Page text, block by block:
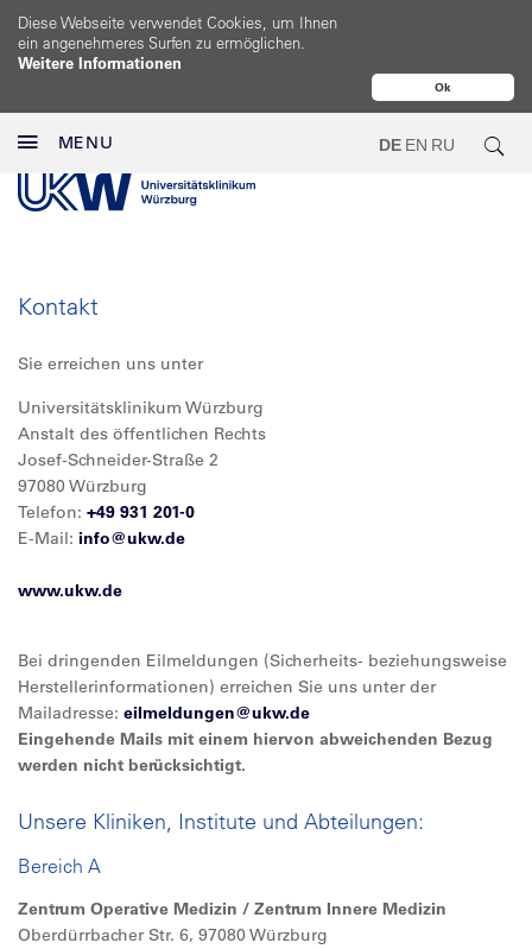
Ok
Diese Webseite verwendet Cookies, um Ihnen
ein angenehmeres Surfen zu ermöglichen.
Weitere Informationen
MENU DE EN RU
Kontakt
Sie erreichen uns unter
Universitätsklinikum Würzburg
Anstalt des öffentlichen Rechts
Josef-Schneider-Straße 2
97080 Würzburg
Telefon: +49 931 201-0
E-Mail: info@ukw.de
www.ukw.de
Bei dringenden Eilmeldungen (Sicherheits- beziehungsweise
Herstellerinformationen) erreichen Sie uns unter der
Mailadresse: eilmeldungen@ukw.de
Eingehende Mails mit einem hiervon abweichenden Bezug
werden nicht berücksichtigt.
Unsere Kliniken, Institute und Abteilungen:
Bereich A
Zentrum Operative Medizin / Zentrum Innere Medizin
Oberdürrbacher Str. 6, 97080 Würzburg